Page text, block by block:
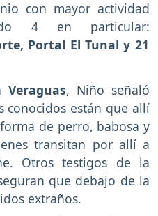
con mayor actividad
4 en particular:
Portal El Tunal y 21
Veraguas, Niño señaló
conocidos están que allí
de perro, babosa y
transitan por allí a
Otros testigos de la
que debajo de la
extraños.